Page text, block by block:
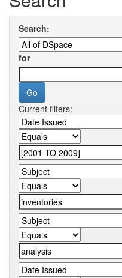
Search:
for
Current filters: